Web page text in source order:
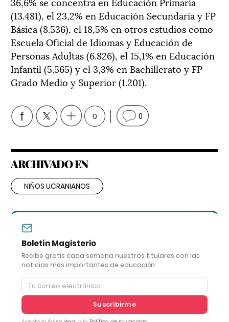
(13.481), el 23,2% en Educación Secundaria y FP
Básica (8.536), el 18,5% en otros estudios como
Escuela Oficial de Idiomas y Educación de
Personas Adultas (6.826), el 15,1% en Educación
Infantil (5.565) y el 3,3% en Bachillerato y FP
Grado Medio y Superior (1.201).
0 0
ARCHIVADO EN
NIÑOS UCRANIANOS
Boletín Magisterio
Recibe gratis cada semana nuestros titulares con las
noticias más importantes de educación
Suscribirme